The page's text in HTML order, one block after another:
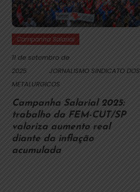
Campanha Salarial
11 de setembro de
2025
JORNALISMO SINDICATO DOS
METALURGICOS
Campanha Salarial 2025:
trabalho da FEM-CUT/SP
valoriza aumento real
diante da inflação
acumulada